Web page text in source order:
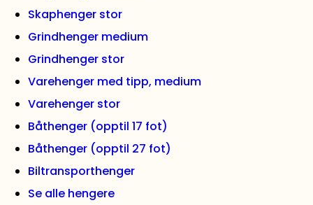
Skaphenger stor
Grindhenger medium
Grindhenger stor
Varehenger med tipp, medium
Varehenger stor
Båthenger (opptil 17 fot)
Båthenger (opptil 27 fot)
Biltransporthenger
Se alle hengere